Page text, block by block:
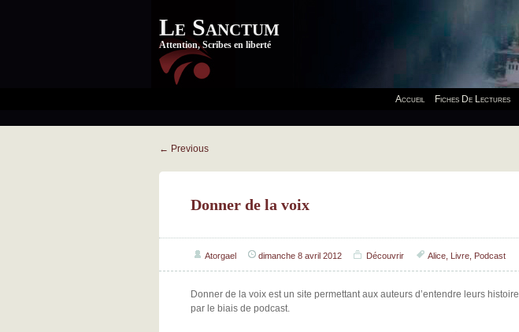
Le Sanctum
Attention, Scribes en liberté
Accueil Fiches De Lectures
← Previous
Donner de la voix
Atorgael dimanche 8 avril 2012 Découvrir Alice Livre Podcast
Donner de la voix est un site permettant aux auteurs d’entendre leurs histoire
par le biais de podcast.